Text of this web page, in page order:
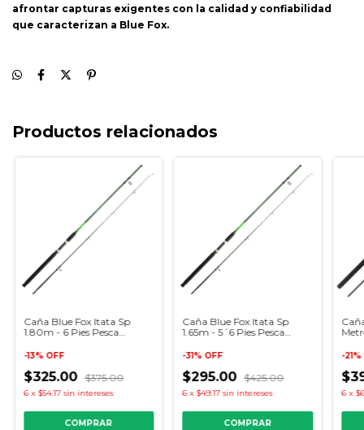
afrontar capturas exigentes con la calidad y confiabilidad
que caracterizan a Blue Fox.
Productos relacionados
Caña Blue Fox Itata Sp
1.80m - 6 Pies Pesca
-13% OFF
$325.00 $375.00
6 x $54.17 sin intereses
Caña Blue Fox Itata Sp
1.65m - 5´6 Pies Pesca
-31% OFF
$295.00 $425.00
6 x $49.17 sin intereses
-21%
6 x